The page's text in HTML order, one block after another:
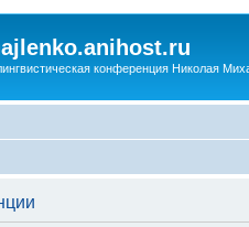
конференция Николая